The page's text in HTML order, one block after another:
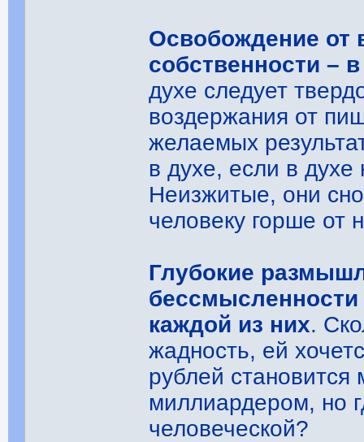
Освобождение от
собственности –
духе следует
воздержания от
желаемых
в духе, если в
Неизжитые, они
человеку горше
Глубокие
каждой из них.
жадность, ей
рублей
миллиардером, но
человеческой?